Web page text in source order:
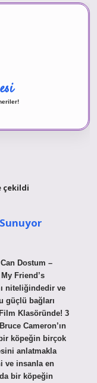
çekildi
Dostum –
Friend’s
niteliğindedir ve
güçlü bağları
Klasöründe! 3
Cameron’ın
köpeğin birçok
anlatmakla
ve insanla en
da bir köpeğin